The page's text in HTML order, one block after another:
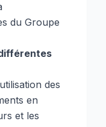
du Groupe
des
en
et les